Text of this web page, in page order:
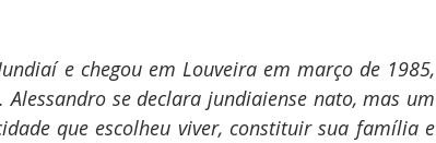
e chegou em Louveira em março de 1985,
se declara jundiaiense nato, mas um
que escolheu viver, constituir sua família e